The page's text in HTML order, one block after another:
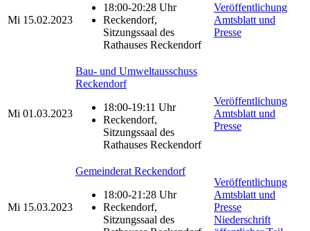
Mi 15.02.2023
18:00-20:28 Uhr
Reckendorf,
Sitzungssaal des
Rathauses Reckendorf
Veröffentlichung
Amtsblatt und
Presse
Mi 01.03.2023
Bau- und Umweltausschuss
Reckendorf
18:00-19:11 Uhr
Reckendorf,
Sitzungssaal des
Rathauses Reckendorf
Veröffentlichung
Amtsblatt und
Presse
Mi 15.03.2023
Gemeinderat Reckendorf
18:00-21:28 Uhr
Reckendorf,
Sitzungssaal des
Veröffentlichung
Amtsblatt und
Presse
Niederschrift